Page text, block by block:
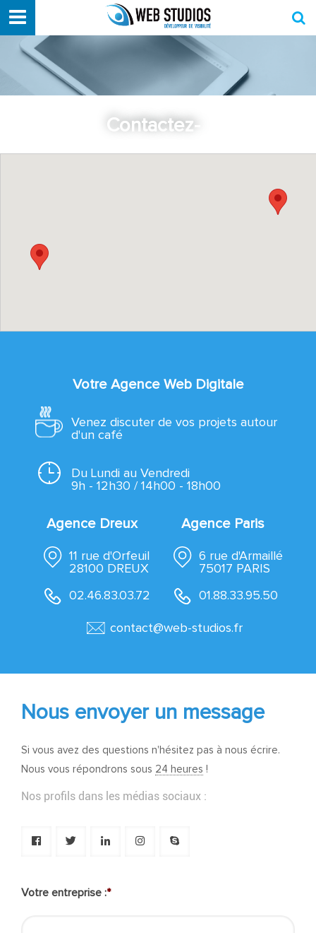
Contactez-no
Votre Agence Web Digitale
Venez discuter de vos projets autour
d'un café
Du Lundi au Vendredi
9h - 12h30 / 14h00 - 18h00
Agence Dreux
11 rue d'Orfeuil
28100 DREUX
02.46.83.03.72
Agence Paris
6 rue d'Armaillé
75017 PARIS
01.88.33.95.50
contact@web-studios.fr
Nous envoyer un message
Si vous avez des questions n'hésitez pas à nous écrire.
Nous vous répondrons sous 24 heures !
Nos profils dans les médias sociaux :
Votre entreprise :*